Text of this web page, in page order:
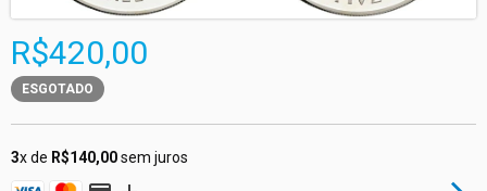
R$420,00
ESGOTADO
3x de R$140,00sem juros